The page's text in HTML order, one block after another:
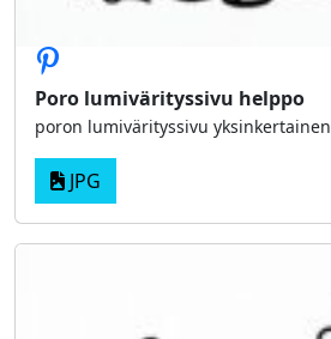
Poro lumivärityssivu helppo
poron lumivärityssivu yksinkertainen
JPG